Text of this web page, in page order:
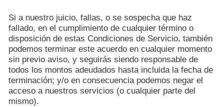
Si a nuestro juicio, fallas, o se sospecha que haz
fallado, en el cumplimiento de cualquier término o
disposición de estas Condiciones de Servicio, también
podemos terminar este acuerdo en cualquier momento
sin previo aviso, y seguirás siendo responsable de
todos los montos adeudados hasta incluida la fecha de
terminación; y/o en consecuencia podemos negar el
acceso a nuestros servicios (o cualquier parte del
mismo).